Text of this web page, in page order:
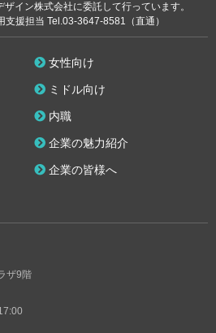
イン株式会社に委託して行っています。
支援担当 Tel.03-3647-8581（直通）
ザ9階
女性向け
ミドル向け
内職
企業の魅力紹介
企業の皆様へ